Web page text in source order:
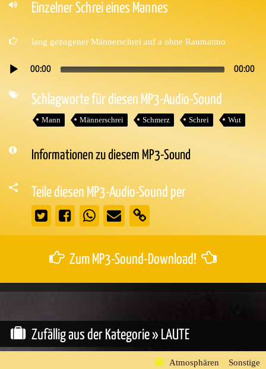
Einzelner Schrei eines Mannes
lang gezogener Männerschrei auf a ohne Raumatmo
Audio-
00:00 00:00
Schlagworte für diesen MP3-Audio-Sound
Mann Männerschrei Schmerz Schrei Wut
Informationen zu diesem MP3-Sound
Teile diesen MP3-Audio-Sound per
Zum MP3-Sound-Download!
Zufällig aus der Kategorie » LAUTE
Atmosphären » Sonstige